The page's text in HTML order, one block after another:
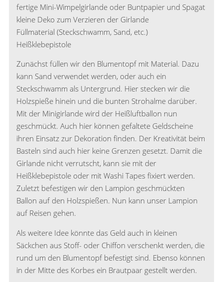
fertige Mini-Wimpelgirlande oder Buntpapier und Spagat
kleine Deko zum Verzieren der Girlande
Füllmaterial (Steckschwamm, Sand, etc.)
Heißklebepistole
Zunächst füllen wir den Blumentopf mit Material. Dazu
kann Sand verwendet werden, oder auch ein
Steckschwamm als Untergrund. Hier stecken wir die
Holzspieße hinein und die bunten Strohalme darüber.
Mit der Minigirlande wird der Heißluftballon nun
geschmückt. Auch hier können gefaltete Geldscheine
ihren Einsatz zur Dekoration finden. Der Kreativität beim
Basteln sind auch hier keine Grenzen gesetzt. Damit die
Girlande nicht verrutscht, kann sie mit der
Heißklebepistole oder mit Washi Tapes fixiert werden.
Zuletzt befestigen wir den Lampion geschmückten
Ballon auf den Holzspießen. Nun kann unser Lampion
auf Reisen gehen.
Als weitere Idee könnte das Geld auch in kleinen
Säckchen aus Stoff- oder Chiffon verschenkt werden, die
rund um den Blumentopf befestigt sind. Ebenso können
in der Mitte des Korbes ein Brautpaar gestellt werden.